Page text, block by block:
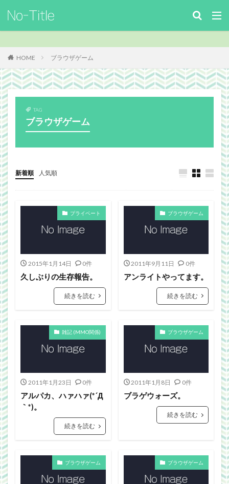
HOME ブラウザゲーム
TAG
ブラウザゲーム
新着順 人気順
プライベート
2015年1月14日 0件
久しぶりの生存報告。
続きを読む
ブラウザゲーム
2011年9月11日 0件
アンライトやってます。
続きを読む
雑記 (MMO関係)
2011年1月23日 0件
アルパカ、ハァハァ(*´Д
｀*)。
続きを読む
ブラウザゲーム
2011年1月8日 0件
ブラゲウォーズ。
続きを読む
ブラウザゲーム ブラウザゲーム
カテゴリー
タグ
ArcheAge
FF14
FinalFantasyⅪ
MO
theme作成
TheSims3
WebDesign
Webgraphics
WorldNews
ブラウザゲーム
三國志Online
下ネタ注意
佐川クオリティ 動画
口蹄疫
微妙 携帯
日常生活